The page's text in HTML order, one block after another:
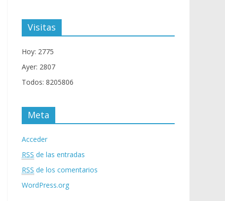
Visitas
Hoy: 2775
Ayer: 2807
Todos: 8205806
Meta
Acceder
RSS de las entradas
RSS de los comentarios
WordPress.org